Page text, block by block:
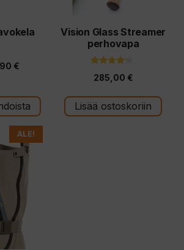
€Hintaluokka:
-
79,90 €
Vision Glass Streamer
perhovapa
5:stä
285,00 €
Lisää ostoskoriin
ALE!